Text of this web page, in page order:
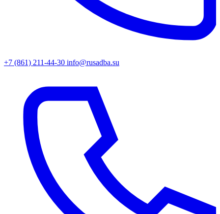
+7 (861) 211-44-30 info@rusadba.su